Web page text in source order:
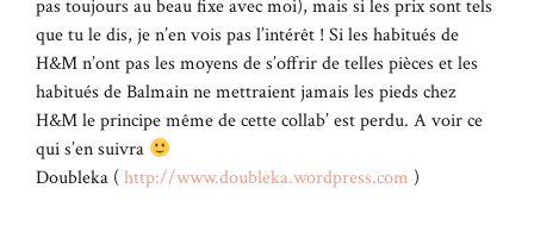
pas toujours au beau fixe avec moi), mais si les prix sont tels
que tu le dis, je n’en vois pas l’intérêt ! Si les habitués de
H&M n’ont pas les moyens de s’offrir de telles pièces et les
habitués de Balmain ne mettraient jamais les pieds chez
H&M le principe même de cette collab’ est perdu. A voir ce
qui s’en suivra
Doubleka (http://www.doubleka.wordpress.com )